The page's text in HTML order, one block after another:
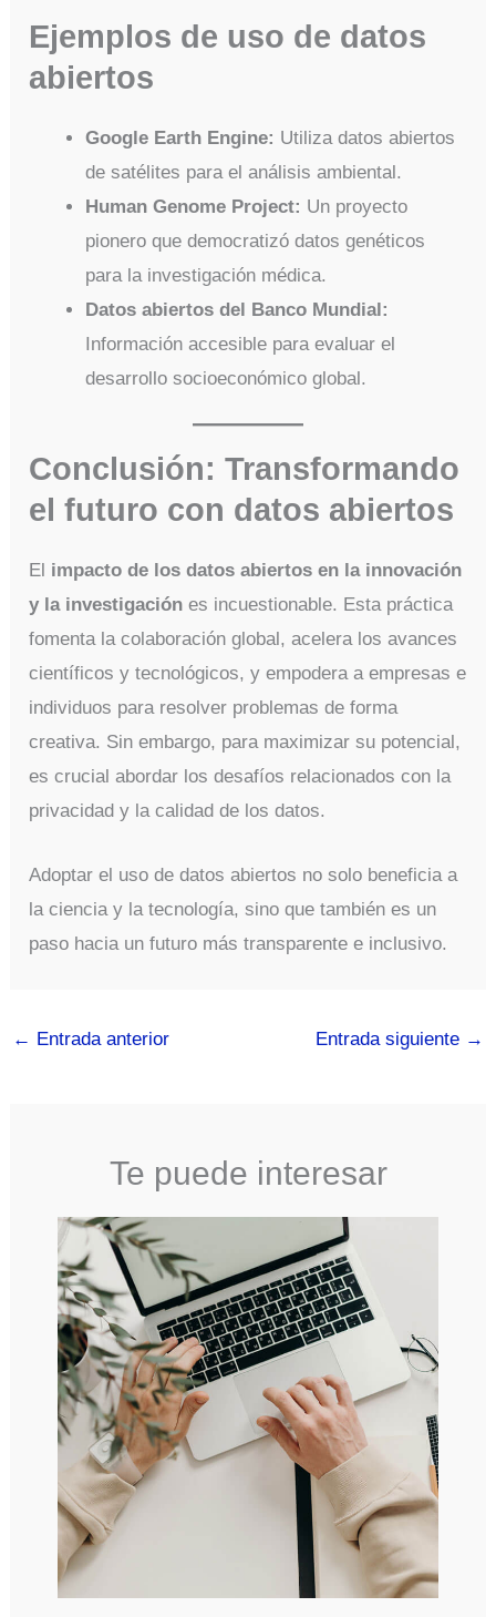
Ejemplos de uso de datos
abiertos
Google Earth Engine: Utiliza datos abiertos
de satélites para el análisis ambiental.
Human Genome Project: Un proyecto
pionero que democratizó datos genéticos
para la investigación médica.
Datos abiertos del Banco Mundial:
Información accesible para evaluar el
desarrollo socioeconómico global.
Conclusión: Transformando
el futuro con datos abiertos
El impacto de los datos abiertos en la innovación
y la investigación es incuestionable. Esta práctica
fomenta la colaboración global, acelera los avances
científicos y tecnológicos, y empodera a empresas e
individuos para resolver problemas de forma
creativa. Sin embargo, para maximizar su potencial,
es crucial abordar los desafíos relacionados con la
privacidad y la calidad de los datos.
Adoptar el uso de datos abiertos no solo beneficia a
la ciencia y la tecnología, sino que también es un
paso hacia un futuro más transparente e inclusivo.
← Entrada anterior Entrada siguiente →
Te puede interesar